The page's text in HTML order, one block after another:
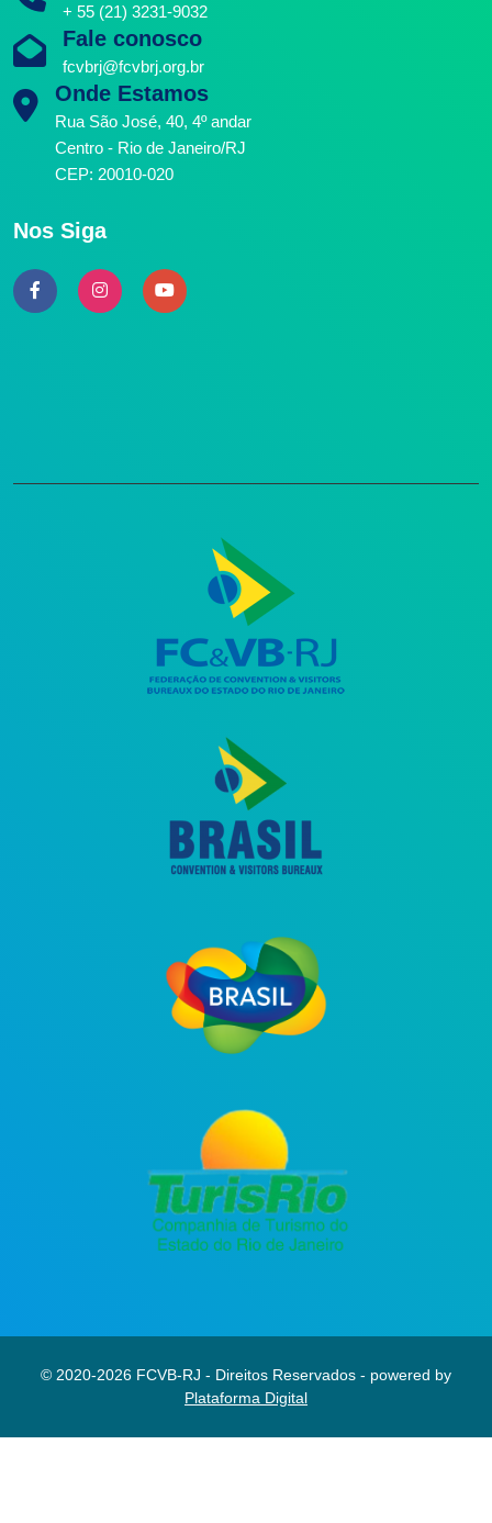
+ 55 (21) 3231-9032
Fale conosco
fcvbrj@fcvbrj.org.br
Onde Estamos
Rua São José, 40, 4º andar
Centro - Rio de Janeiro/RJ
CEP: 20010-020
Nos Siga
© 2020-2026 FCVB-RJ - Direitos Reservados - powered by
Plataforma Digital